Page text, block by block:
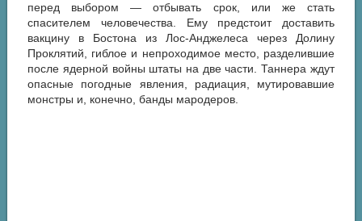
перед выбором — отбывать срок, или же стать
спасителем человечества. Ему предстоит доставить
вакцину в Бостона из Лос-Анджелеса через Долину
Проклятий, гиблое и непроходимое место, разделившие
после ядерной войны штаты на две части. Таннера ждут
опасные погодные явления, радиация, мутировавшие
монстры и, конечно, банды мародеров.